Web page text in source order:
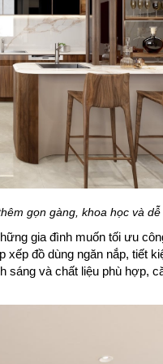
gọn gàng, khoa học và dễ
gia đình muốn tối ưu
đồ dùng ngăn nắp, tiết
và chất liệu phù hợp,